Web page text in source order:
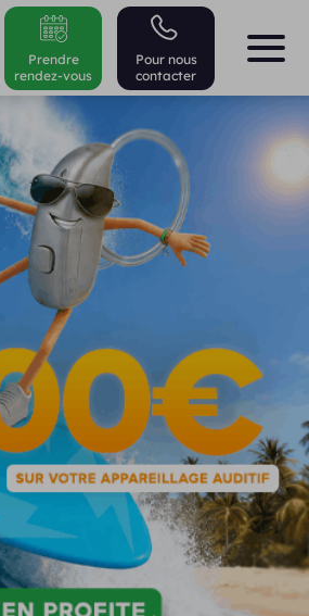
Pour nous
contacter
Prendre
rendez-vous